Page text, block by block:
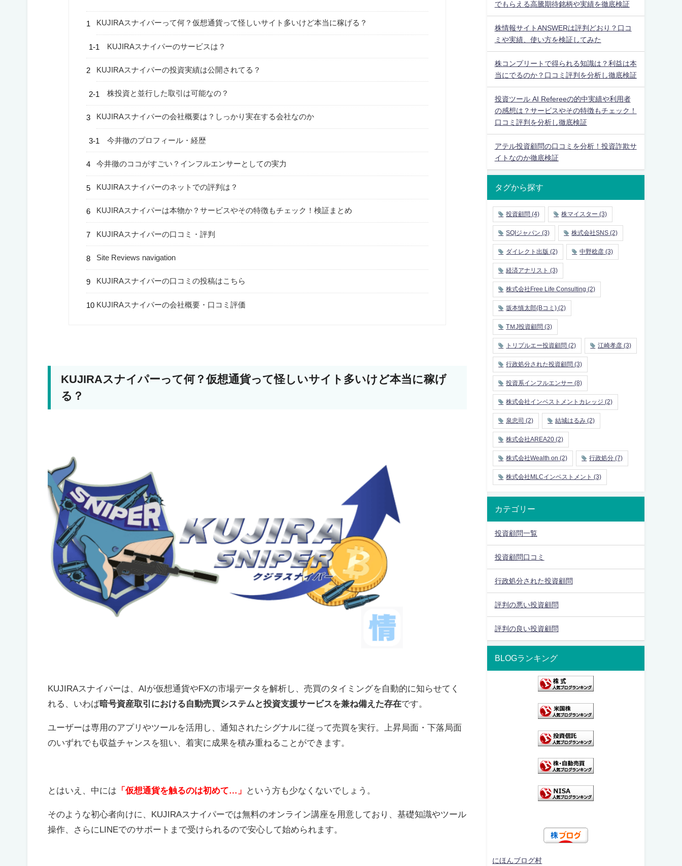
KUJIRAスナイパーって何？仮想通貨って怪しいサイト多いけど本当に稼げる？
KUJIRAスナイパーのサービスは？
KUJIRAスナイパーの投資実績は公開されてる？
株投資と並行した取引は可能なの？
KUJIRAスナイパーの会社概要は？しっかり実在する会社なのか
今井徹のプロフィール・経歴
今井徹のココがすごい？インフルエンサーとしての実力
KUJIRAスナイパーのネットでの評判は？
KUJIRAスナイパーは本物か？サービスやその特徴もチェック！検証まとめ
KUJIRAスナイパーの口コミ・評判
Site Reviews navigation
KUJIRAスナイパーの口コミの投稿はこちら
KUJIRAスナイパーの会社概要・口コミ評価
KUJIRAスナイパーって何？仮想通貨って怪しいサイト多いけど本当に稼げ
る？
KUJIRAスナイパーは、AIが仮想通貨やFXの市場データを解析し、売買のタイミングを自動的に知らせてく
れる、いわば暗号資産取引における自動売買システムと投資支援サービスを兼ね備えた存在です。
ユーザーは専用のアプリやツールを活用し、通知されたシグナルに従って売買を実行。上昇局面・下落局面
のいずれでも収益チャンスを狙い、着実に成果を積み重ねることができます。
とはいえ、中には 「仮想通貨を触るのは初めて…」 という方も少なくないでしょう。
そのような初心者向けに、KUJIRAスナイパーでは無料のオンライン講座を用意しており、基礎知識やツール
操作、さらにLINEでのサポートまで受けられるので安心して始められます。
でもらえる高騰期待銘柄や実績を徹底検証
株情報サイトANSWERは評判どおり？口コ
ミや実績、使い方を検証してみた
株コンプリートで得られる知識は？利益は本
当にでるのか？口コミ評判を分析し徹底検証
投資ツール AI Refereeの的中実績や利用者
の感想は？サービスやその特徴もチェック！
口コミ評判を分析し徹底検証
アテル投資顧問の口コミを分析！投資詐欺サ
イトなのか徹底検証
タグから探す
投資顧問 (4) 株マイスター (3)
SQIジャパン (3) 株式会社SNS (2)
ダイレクト出版 (2) 中野稔彦 (3)
経済アナリスト (3)
株式会社Free Life Consulting (2)
坂本慎太郎(Bコミ) (2)
TＭJ投資顧問 (3)
トリプルエー投資顧問 (2) 江崎孝彦 (3)
行政処分された投資顧問 (3)
投資系インフルエンサー (8)
株式会社インベストメントカレッジ (2)
泉忠司 (2) 結城はるみ (2)
株式会社AREA20 (2)
株式会社Wealth on (2) 行政処分 (7)
株式会社MLCインベストメント (3)
カテゴリー
投資顧問一覧
投資顧問口コミ
行政処分された投資顧問
評判の悪い投資顧問
評判の良い投資顧問
BLOGランキング
にほんブログ村